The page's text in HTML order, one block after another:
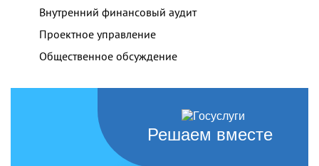
Внутренний финансовый аудит
Проектное управление
Общественное обсуждение
Решаем вместе